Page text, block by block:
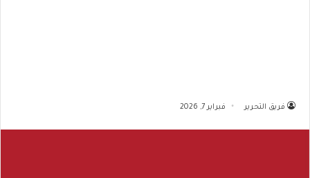
فريق التحرير فبراير 7, 2026